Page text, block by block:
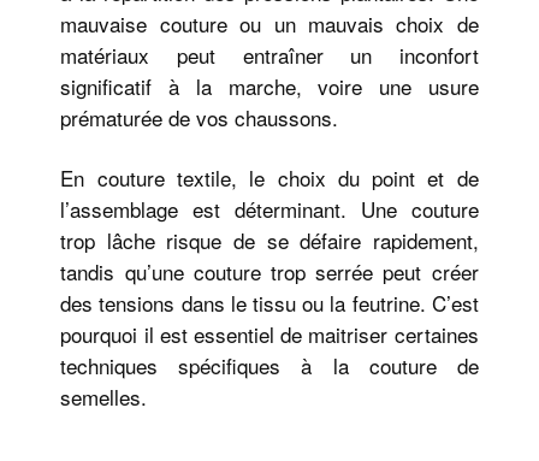
mauvaise couture ou un mauvais choix de
matériaux peut entraîner un inconfort
significatif à la marche, voire une usure
prématurée de vos chaussons.
En couture textile, le choix du point et de
l’assemblage est déterminant. Une couture
trop lâche risque de se défaire rapidement,
tandis qu’une couture trop serrée peut créer
des tensions dans le tissu ou la feutrine. C’est
pourquoi il est essentiel de maitriser certaines
techniques spécifiques à la couture de
semelles.